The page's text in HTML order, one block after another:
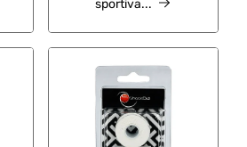
sportiva...